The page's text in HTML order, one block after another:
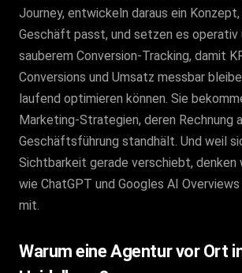
Journey, entwickeln daraus ein
Geschäft passt, und setzen es operativ
sauberem Conversion-Tracking, damit
Conversions und Umsatz messbar
laufend optimieren können. Sie
Marketing-Strategien, deren Rechnung
Geschäftsführung standhält. Und weil
Sichtbarkeit gerade verschiebt, denken
wie ChatGPT und Googles AI
mit.
Warum eine Agentur vor Ort